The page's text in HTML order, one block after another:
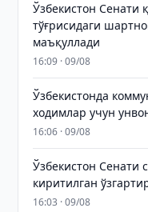
Ўзбекистон Сенати
тўғрисидаги
маъқуллади
16:09 · 09/08
Ўзбекистонда
ходимлар учун
16:06 · 09/08
Ўзбекистон Сенати
киритилган
16:03 · 09/08